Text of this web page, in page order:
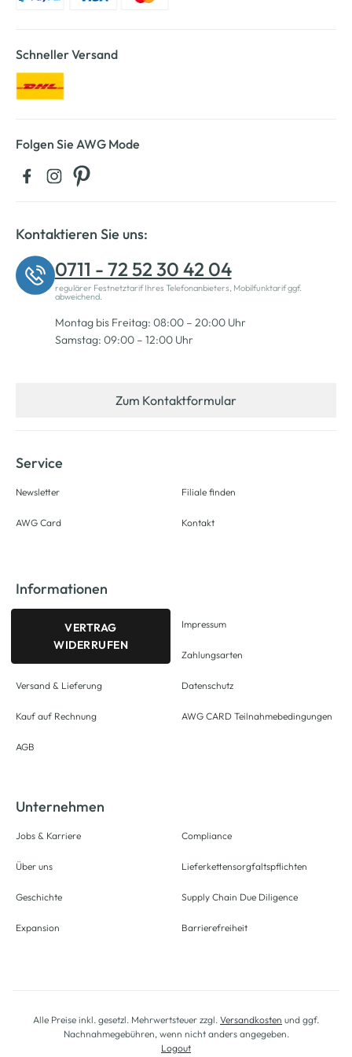
Schneller Versand
Folgen Sie AWG Mode
Kontaktieren Sie uns:
0711 - 72 52 30 42 04
regulärer Festnetztarif Ihres Telefonanbieters, Mobilfunktarif ggf.
abweichend.
Montag bis Freitag: 08:00 – 20:00 Uhr
Samstag: 09:00 – 12:00 Uhr
Zum Kontaktformular
Service
Newsletter
AWG Card
Filiale finden
Kontakt
Informationen
VERTRAG
WIDERRUFEN
Versand & Lieferung
Kauf auf Rechnung
AGB
Impressum
Zahlungsarten
Datenschutz
AWG CARD Teilnahmebedingungen
Unternehmen
Jobs & Karriere
Über uns
Geschichte
Expansion
Compliance
Lieferkettensorgfaltspflichten
Supply Chain Due Diligence
Barrierefreiheit
Alle Preise inkl. gesetzl. Mehrwertsteuer zzgl. Versandkosten und ggf.
Nachnahmegebühren, wenn nicht anders angegeben.
Logout